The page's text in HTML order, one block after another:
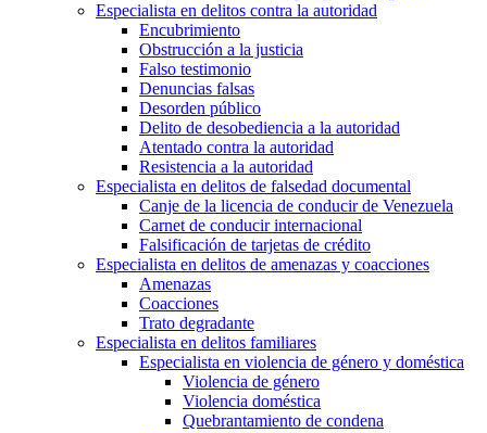
Especialista en delitos contra la autoridad
Encubrimiento
Obstrucción a la justicia
Falso testimonio
Denuncias falsas
Desorden público
Delito de desobediencia a la autoridad
Atentado contra la autoridad
Resistencia a la autoridad
Especialista en delitos de falsedad documental
Canje de la licencia de conducir de Venezuela
Carnet de conducir internacional
Falsificación de tarjetas de crédito
Especialista en delitos de amenazas y coacciones
Amenazas
Coacciones
Trato degradante
Especialista en delitos familiares
Especialista en violencia de género y doméstica
Violencia de género
Violencia doméstica
Quebrantamiento de condena